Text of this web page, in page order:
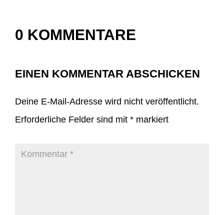
0 KOMMENTARE
EINEN KOMMENTAR ABSCHICKEN
Deine E-Mail-Adresse wird nicht veröffentlicht.
Erforderliche Felder sind mit * markiert